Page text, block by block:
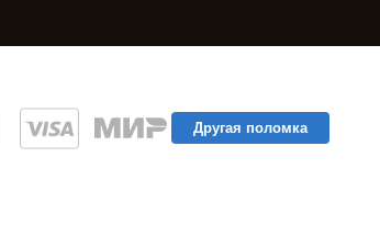
Другая поломка